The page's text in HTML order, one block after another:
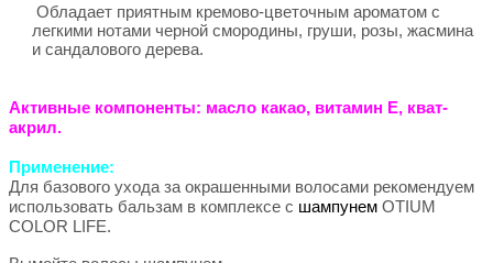
Обладает приятным кремово-цветочным ароматом с
легкими нотами черной смородины, груши, розы, жасмина
и сандалового дерева.
Активные компоненты: масло какао, витамин Е, кват-
акрил.
Применение:
Для базового ухода за окрашенными волосами рекомендуем
использовать бальзам в комплексе с шампунем OTIUM
COLOR LIFE.